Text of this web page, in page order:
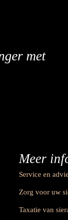
met
Meer
Service en
Zorg voor uw
Taxatie van